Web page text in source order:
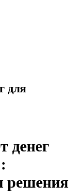
для
денег
решения